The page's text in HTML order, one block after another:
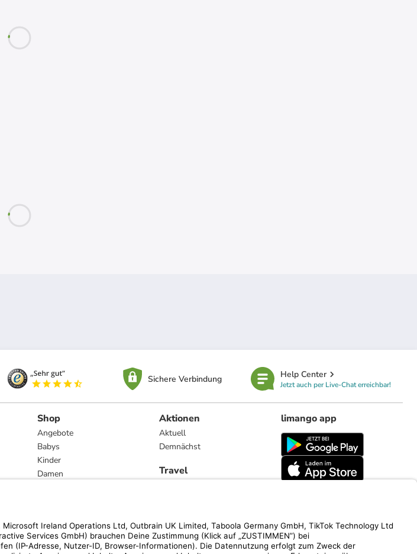
Sichere Verbindung Help Center
Jetzt auch per Live-Chat erreichbar!
Shop
Angebote
Babys
Kinder
Damen
Marken
Aktionen
Aktuell
Demnächst
Travel
limango app